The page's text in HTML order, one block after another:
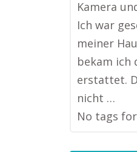
Kamera
Ich war
meiner
bekam ich
erstattet.
nicht …
No tags